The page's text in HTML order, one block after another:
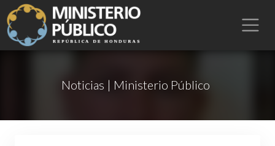
Noticias | Ministerio Público